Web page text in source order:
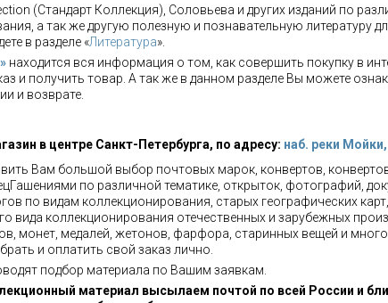
(Стандарт Коллекция), Соловьева и других изданий по
а так же другую полезную и познавательную литературу
в разделе «Литература».
находится вся информация о том, как совершить покупку в
и получить товар. А так же в данном разделе Вы можете
и возврате.
в центре Санкт-Петербурга, по адресу: наб. реки Мойки,
Вам большой выбор почтовых марок, конвертов,
по различной тематике, открыток, фотографий,
по видам коллекционирования, старых географических карт,
вида коллекционирования отечественных и зарубежных
монет, медалей, жетонов, фарфора, старинных вещей и
и оплатить свой заказ лично.
подбор материала по Вашим заявкам.
материал высылаем почтой по всей России и